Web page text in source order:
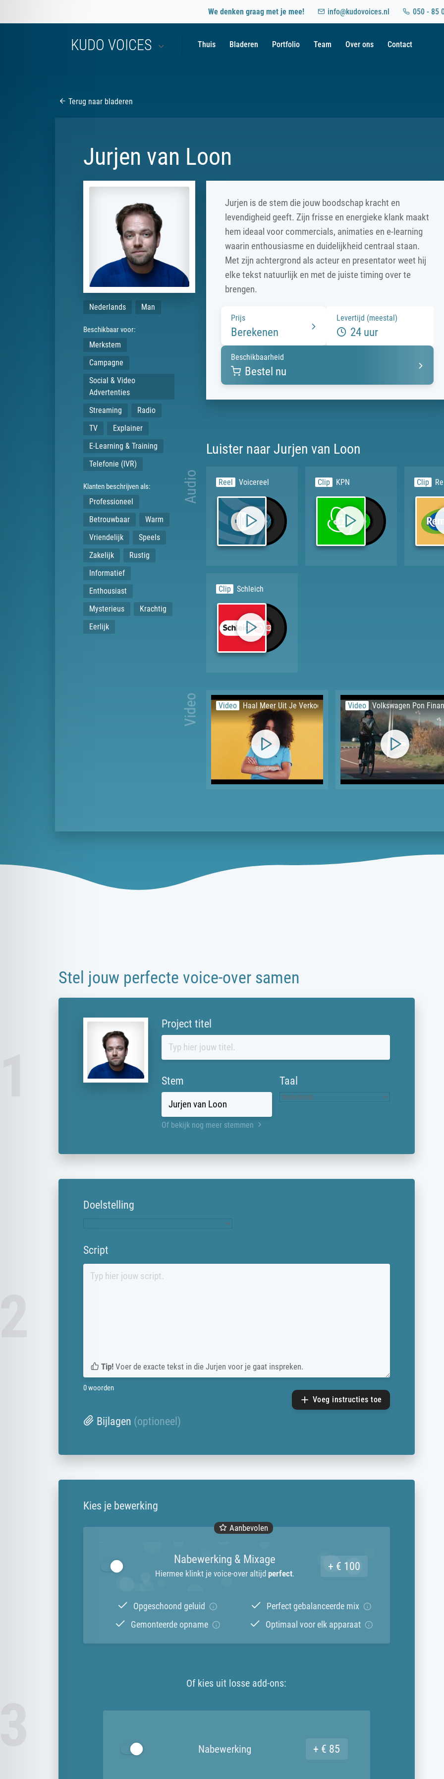
We denken graag met je mee! info@kudovoices.nl 050 - 85
KUDO VOICES Thuis Bladeren Portfolio Team Over ons Contact
Terug naar bladeren
Jurjen van Loon
Nederlands Man
Beschikbaar voor:
Merkstem
Campagne
Social & Video
Advertenties
Streaming
Radio
TV
Explainer
E-Learning & Training
Telefonie (IVR)
Klanten beschrijven als:
Professioneel
Betrouwbaar
Warm
Vriendelijk
Speels
Zakelijk
Rustig
Informatief
Enthousiast
Mysterieus
Krachtig
Eerlijk
Jurjen is de stem die jouw boodschap kracht en
levendigheid geeft. Zijn frisse en energieke klank maakt
hem ideaal voor commercials, animaties en e-learning
waarin enthousiasme en duidelijkheid centraal staan.
Met zijn achtergrond als acteur en presentator weet hij
elke tekst natuurlijk en met de juiste timing over te
brengen.
Prijs
Berekenen
Levertijd (meestal)
24 uur
Beschikbaarheid
Bestel nu
Luister naar Jurjen van Loon
Audio Reel Voicereel Clip KPN Clip
Clip Schleich
Video Video Haal Meer Uit Je Verkoop - Subtitles | Funda
Video Volkswagen Pon
Stel jouw perfecte voice-over samen
Project titel
Stem
Of bekijk nog meer stemmen
Taal
Doelstelling
Script
Tip! Voer de exacte tekst in die Jurjen voor je gaat inspreken.
0woorden
Voeg instructies toe
Bijlagen (optioneel)
Kies je bewerking
+ € 100
Nabewerking & Mixage
Hiermee klinkt je voice-over altijd perfect.
Aanbevolen
Opgeschoond geluid
Gemonteerde opname
Perfect gebalanceerde mix
Optimaal voor elk apparaat
Of kies uit losse add-ons:
+ € 85
Nabewerking